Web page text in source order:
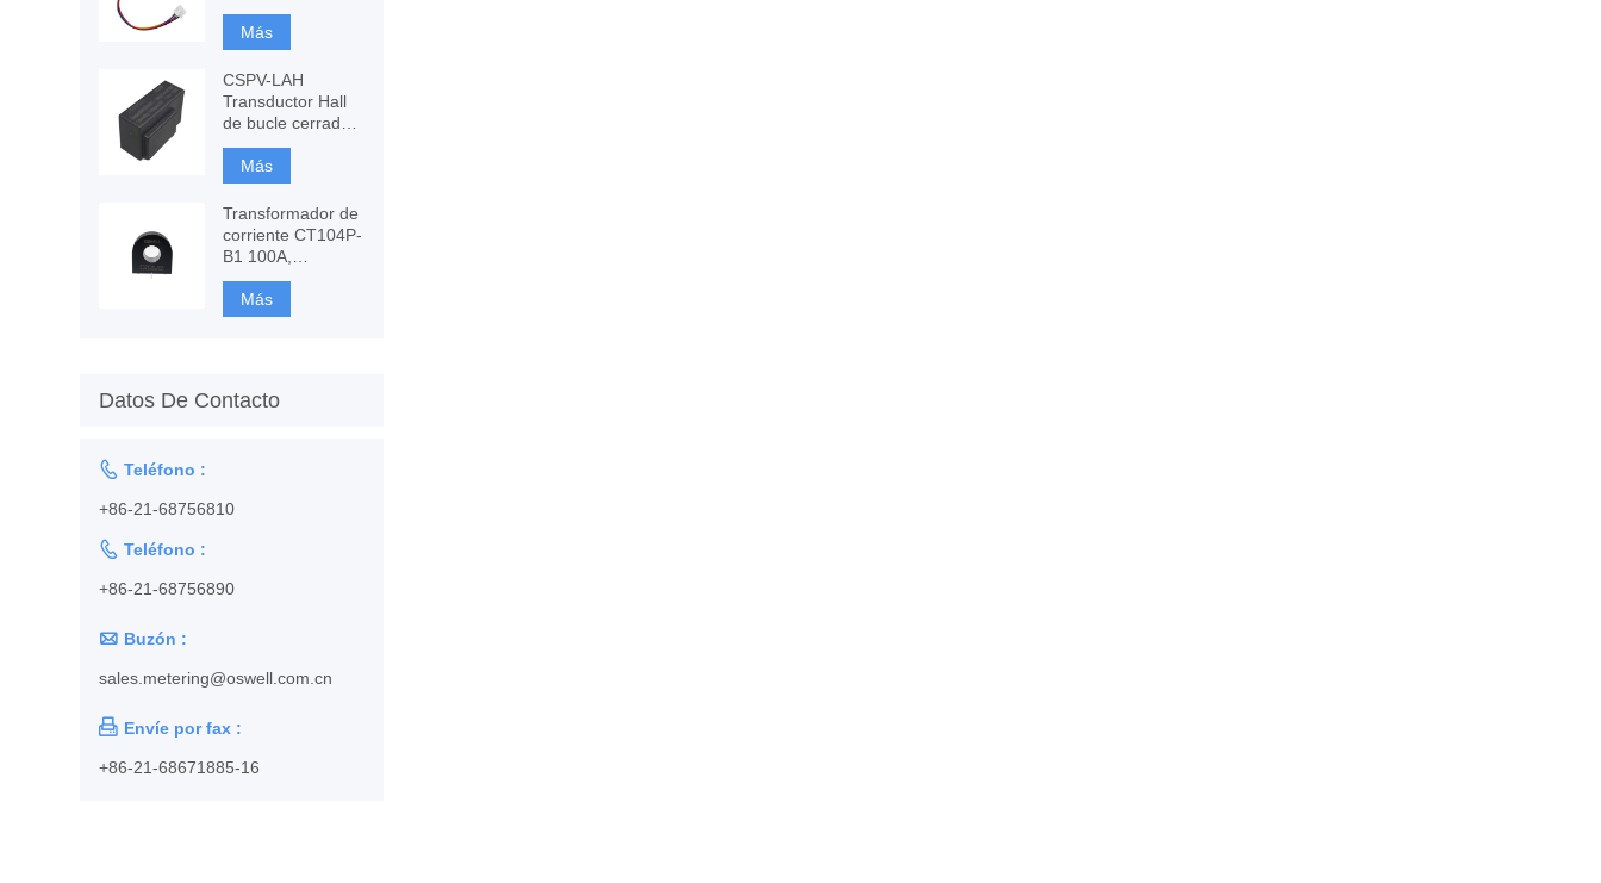
precisión,
Fluxgate basado
en componentes
Más
CSPV-LAH
Transductor Hall
de bucle cerrado,
medida de CA, CC
Más
Transformador de
corriente CT104P-
B1 100A,
monitoreo y
protección
Más
Datos De Contacto
 Teléfono :
+86-21-68756810
 Teléfono :
+86-21-68756890
 Buzón :
sales.metering@oswell.com.cn
 Envíe por fax :
+86-21-68671885-16